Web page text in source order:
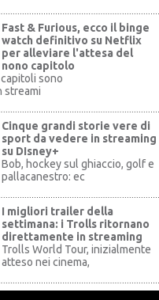
Fast & Furious, ecco il binge
watch definitivo su Netflix
per alleviare l'attesa del
nono capitolo
sono
streami
Cinque grandi storie vere di
sport da vedere in streaming
su DIsney+
Bob, hockey sul ghiaccio, golf e
pallacanestro: ec
I migliori trailer della
settimana: i Trolls ritornano
direttamente in streaming
Trolls World Tour, inizialmente
atteso nei cinema,